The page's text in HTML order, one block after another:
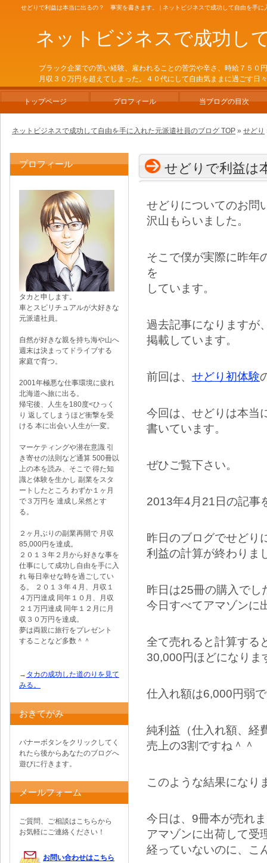
せどりで利益は本当に出るの？ 事実を書きます。 | ネットビジネスで成功して自由を手に
せどりで利益は
せどりについてのお問
沢山もらいました。
そこで僕が実際に昨年
を
しています。
過去記事になりますが
掲載しています。
前回は、 せどり初体験
今回は、せどりは本当
書いています。
ぜひご覧下さい。
2013年4月21日の記事
昨日のブログでせどり
利益の計算が終わりま
昨日は25冊の購入でし
今日すべてアマゾンに
全て売れると計算する
30,000円ほどになりま
仕入れ額は6,000円弱
純利益（仕入れ額、経
売上の3割ですね＾＾
このような結果になり
今日は、9冊本が売れ
アマゾンに出荷して受
経っていないのに、こ
プロフィール
タカと申します。
車とスピリチュアルが大好きな
元派遣社員。
自然が好きな親を持ち海や山へ
週末は決まってドライブする
家庭で育つ。
2001年極悪な仕事環境に疲れ
北海道へ旅に出る。
帰宅後、人生を180度<ひっく
り 返してしまうほど衝撃を受
ける 本に出会い人生が一変。
マーケティングや潜在意識 引
き寄せの法則など通算 500冊以
上の本を読み、そこで 得た知
識と体験を生かし 副業をスタ
ートしたところ わずか１ヶ月
で３万円を 達成し呆然とす
る。
２ヶ月ぶりの副業再開で 月収
85,000円を達成。
２０１３年２月から好きな事を
仕事にして成功し自由を手に入
れ 毎日幸せな時を過ごしてい
る。 ２０１３年４月、月収１
４万円達成 同年１０月、月収
２１万円達成 同年１２月に月
収３０万円を達成。
夢は両親に旅行をプレゼント
することなど多数＾＾
→ タカの成功した道のりを見て
みる。
おきてがみ
バナーボタンをクリックしてく
れたら後からあなたのブログへ
遊びに行きます。
メールフォーム
ご質問、ご相談はこちらから
お気軽にご連絡ください！
お問い合わせはこちら
ネットビジネスで成功して自由を手に入れた元派遣社員のブログ TOP » せどり
ネットビジネスで成功し
ブラック企業での苦い経験、雇われることの苦労や辛さ、時給７５
月収３０万円を超えてしまった。４０代にして自由気ままに過ごす日
トップページ プロフィール 当ブログの目次